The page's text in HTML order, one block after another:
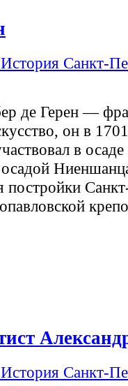
История Санкт-
де Герен —
он в
в
История Санкт-